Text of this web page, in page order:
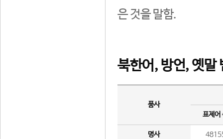
은 것을 말함.
북한어, 방언, 옛말
품사
표제어
명사